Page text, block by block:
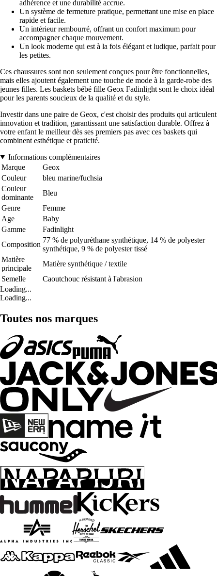
adhérence et une durabilité accrue.
Un système de fermeture pratique, permettant une mise en place
rapide et facile.
Un intérieur rembourré, offrant un confort maximum pour
accompagner chaque mouvement.
Un look moderne qui est à la fois élégant et ludique, parfait pour
les petites.
Ces chaussures sont non seulement conçues pour être fonctionnelles,
mais elles ajoutent également une touche de mode à la garde-robe des
jeunes filles. Les baskets bébé fille Geox Fadinlight sont le choix idéal
pour les parents soucieux de la qualité et du style.
Investir dans une paire de Geox, c'est choisir des produits qui articulent
innovation et tradition, garantissant une satisfaction durable. Offrez à
votre enfant le meilleur dès ses premiers pas avec ces baskets qui
combinent esthétique et praticité.
Informations complémentaires
Marque
Geox
Couleur
bleu marine/fuchsia
Couleur
dominante
Bleu
Genre
Femme
Age
Baby
Gamme
Fadinlight
Composition
77 % de polyuréthane synthétique, 14 % de polyester
synthétique, 9 % de polyester tissé
Matière
principale
Matière synthétique / textile
Semelle
Caoutchouc résistant à l'abrasion
Loading...
Loading...
Toutes nos marques